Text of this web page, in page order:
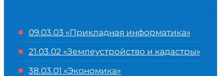
09.03.03 «Прикладная информатика»
21.03.02 «Землеустройство и кадастры»
38.03.01 «Экономика»